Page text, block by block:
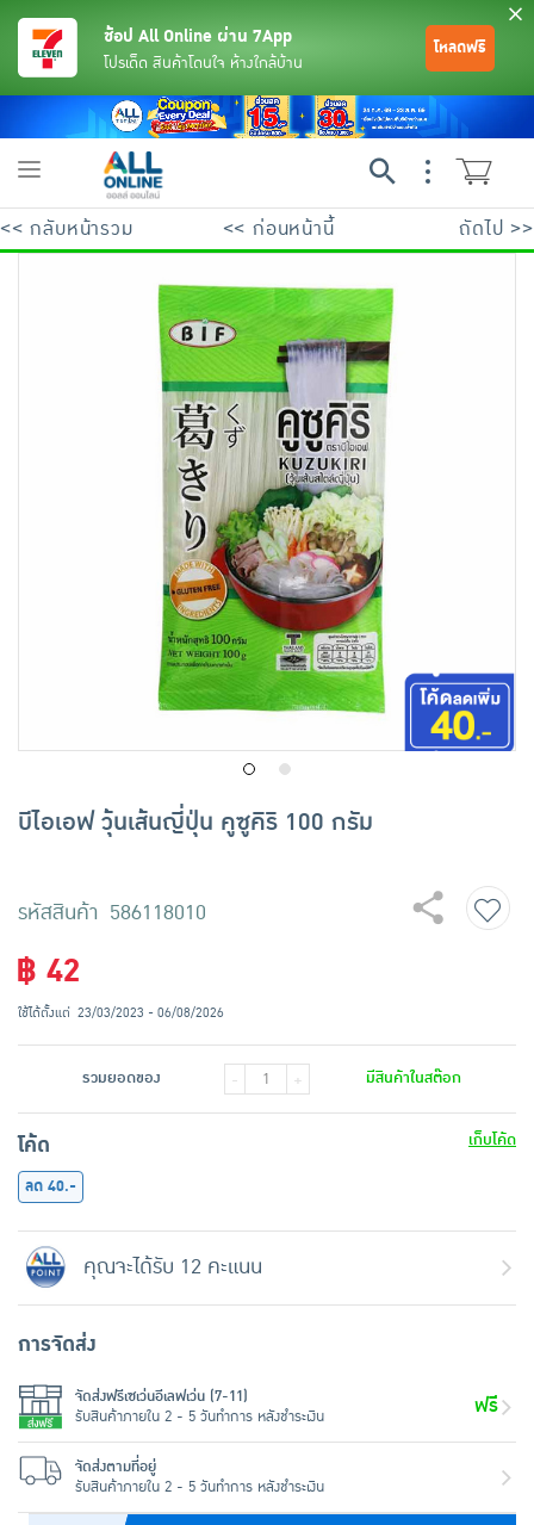
ขนมขบเคี้ยว และช็อคโกแลต
อาหารสด ผัก ผลไม้และเบเกอรี่
ช้อป All Online ผ่าน 7App
โปรเด็ด สินค้าโดนใจ ห้างใกล้บ้าน
โหลดฟรี
Toggle
<< กลับหน้ารวม << ก่อนหน้านี้ ถัดไป >>
บีไอเอฟ วุ้นเส้นญี่ปุ่น คูซูคิริ 100 กรัม
รหัสสินค้า 586118010
฿ 42
ใช้ได้ตั้งแต่ 23/03/2023 - 06/08/2026
รวมยอดของ - + มีสินค้าในสต๊อก
โค้ด
เก็บโค้ด
ลด 40.-
คุณจะได้รับ 12 คะแนน
การจัดส่ง
จัดส่งฟรีเซเว่นอีเลฟเว่น (7-11)
รับสินค้าภายใน 2 - 5 วันทำการ หลังชำระเงิน
ฟรี
จัดส่งตามที่อยู่
รับสินค้าภายใน 2 - 5 วันทำการ หลังชำระเงิน